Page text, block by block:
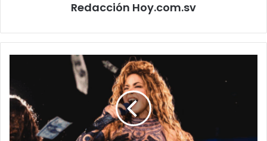
Redacción Hoy.com.sv
show
de
medio
tiempo